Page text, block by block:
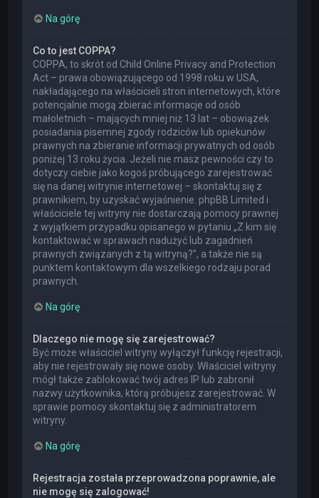
Na górę
Co to jest COPPA?
COPPA, to skrót od Child Online Privacy and Protection
Act – prawa obowiązującego od 1998 roku w USA,
nakładającego na właścicieli stron internetowych, które
potencjalnie mogą zbierać informacje od osób
małoletnich – mających mniej niż 13 lat – obowiązek
posiadania pisemnej zgody rodziców lub opiekunów
prawnych na zbieranie informacji prywatnych od osób
poniżej 13 roku życia. Jeżeli nie masz pewności czy to
dotyczy ciebie jako kogoś próbującego zarejestrować
się na danej witrynie internetowej – skontaktuj się z
prawnikiem, by uzyskać wyjaśnienie. phpBB Limited i
właściciele tej witryny nie dostarczają pomocy prawnej
z wyjątkiem przypadku opisanego w pytaniu „Z kim się
kontaktować w sprawach nadużyć lub zagadnień
prawnych związanych z tą witryną?”, a także nie są
punktem kontaktowym dla wszelkiego rodzaju porad
prawnych.
Na górę
Dlaczego nie mogę się zarejestrować?
Być może właściciel witryny wyłączył funkcję rejestracji,
aby nie rejestrowały się nowe osoby. Właściciel witryny
mógł także zablokować twój adres IP lub zabronił
nazwy użytkownika, którą próbujesz zarejestrować. W
sprawie pomocy skontaktuj się z administratorem
witryny.
Na górę
Rejestracja została przeprowadzona poprawnie, ale
nie mogę się zalogować!